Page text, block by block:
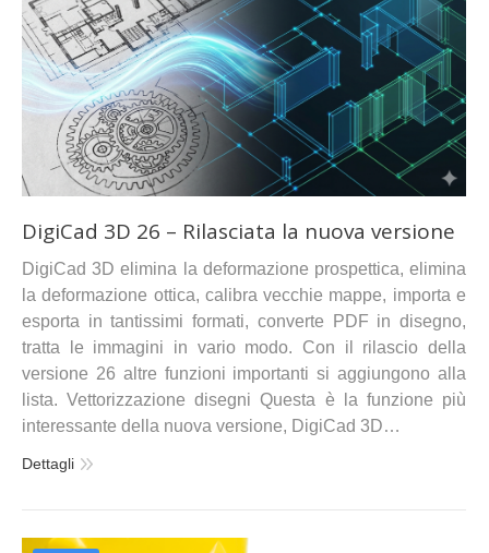
DigiCad 3D 26 – Rilasciata la nuova versione
DigiCad 3D elimina la deformazione prospettica, elimina
la deformazione ottica, calibra vecchie mappe, importa e
esporta in tantissimi formati, converte PDF in disegno,
tratta le immagini in vario modo. Con il rilascio della
versione 26 altre funzioni importanti si aggiungono alla
lista. Vettorizzazione disegni Questa è la funzione più
interessante della nuova versione, DigiCad 3D…
Dettagli